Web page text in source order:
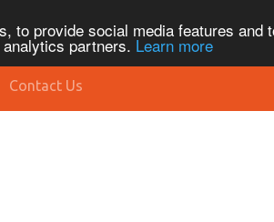
to provide social media features
partners. Learn more
Contact Us